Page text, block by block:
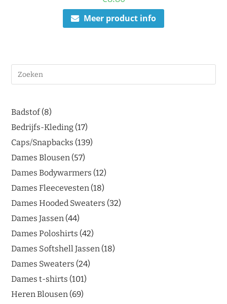
Meer product info
Badstof 8
Bedrijfs-Kleding 17
Caps/Snapbacks 139
Dames Blousen 57
Dames Bodywarmers 12
Dames Fleecevesten 18
Dames Hooded Sweaters 32
Dames Jassen 44
Dames Poloshirts 42
Dames Softshell Jassen 18
Dames Sweaters 24
Dames t-shirts 101
Heren Blousen 69